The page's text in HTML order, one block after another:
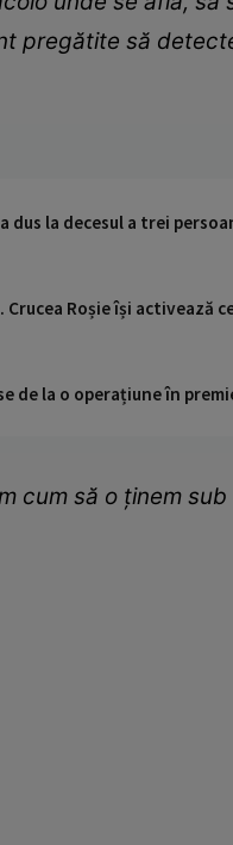
pregătite să
dus la decesul a trei
Crucea Roșie își activează
de la o operațiune în
cum să o ţinem